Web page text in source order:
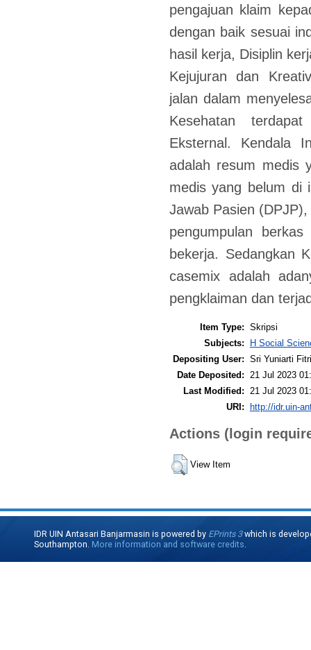
pengajuan klaim
dengan baik sesuai
hasil kerja, Disiplin
Kejujuran dan
jalan dalam
Kesehatan
Eksternal. Kendala
adalah resum medis
medis yang belum di
Jawab Pasien
pengumpulan
bekerja. Sedangkan
casemix adalah
pengklaiman dan
Item Type: Skripsi
Subjects:
H Social
Depositing User: Sri Yuniarti
Date Deposited:
21 Jul 2023
Last Modified:
21 Jul 2023
URI: http://idr.uin-
Actions (login
View Item
IDR UIN Antasari Banjarmasin is powered by EPrints 3which is
Southampton. More information and software credits.